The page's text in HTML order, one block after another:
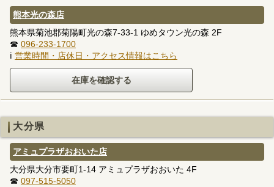
熊本光の森店
熊本県菊池郡菊陽町光の森7-33-1 ゆめタウン光の森 2F
☎ 096-233-1700
ℹ 営業時間・店休日・アクセス情報はこちら
大分県
アミュプラザおおいた店
大分県大分市要町1-14 アミュプラザおおいた 4F
☎ 097-515-5050